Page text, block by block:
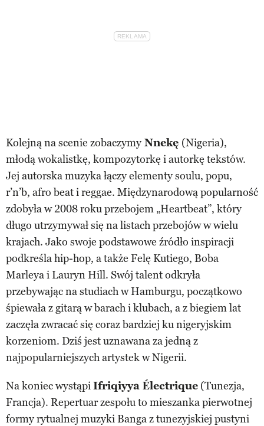
Kolejną na scenie zobaczymy Nnekę (Nigeria),
młodą wokalistkę, kompozytorkę i autorkę tekstów.
Jej autorska muzyka łączy elementy soulu, popu,
r’n’b, afro beat i reggae. Międzynarodową popularność
zdobyła w 2008 roku przebojem „Heartbeat”, który
długo utrzymywał się na listach przebojów w wielu
krajach. Jako swoje podstawowe źródło inspiracji
podkreśla hip-hop, a także Felę Kutiego, Boba
Marleya i Lauryn Hill. Swój talent odkryła
przebywając na studiach w Hamburgu, początkowo
śpiewała z gitarą w barach i klubach, a z biegiem lat
zaczęła zwracać się coraz bardziej ku nigeryjskim
korzeniom. Dziś jest uznawana za jedną z
najpopularniejszych artystek w Nigerii.
Na koniec wystąpiIfriqiyya Électrique (Tunezja,
Francja). Repertuar zespołu to mieszanka pierwotnej
formy rytualnej muzyki Banga z tunezyjskiej pustyni